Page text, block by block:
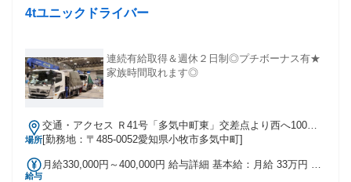
ります！ ＊会長も社長も元整備士。 従業員が安心して働ける
4tユニックドライバー
連続有給取得＆週休２日制◎プチボーナス有★
家族時間取れます◎
場所
交通・アクセス Ｒ41号「多気中町東」交差点より西へ100メ
ートル
[勤務地：〒485-0052愛知県小牧市多気中町]
給与
月給330,000円～400,000円 給与詳細 基本給：月給 33万円 〜